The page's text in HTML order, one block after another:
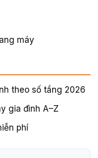
máy
theo số tầng 2026
gia đình A–Z
phí